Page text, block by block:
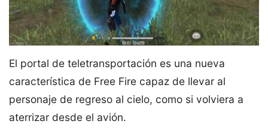
El portal de teletransportación es una nueva
característica de Free Fire capaz de llevar al
personaje de regreso al cielo, como si volviera a
aterrizar desde el avión.